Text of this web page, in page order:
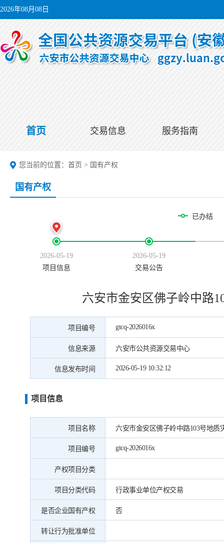
2026年08月08日
首页 交易信息 服务指南
您当前的位置： 首页 > 国有产权
国有产权
已办结
2026-05-19
项目信息
2026-05-19
交易公告
六安市金安区佛子岭中路
项目编号 gtcq-2026016x
信息来源 六安市公共资源交易中心
信息发布时间 2026-05-19 10:32:12
项目信息
项目名称 六安市金安区佛子岭中路103号地
项目编号 gtcq-2026016x
产权项目分类
项目分类代码 行政事业单位产权交易
是否企业国有产权 否
转让行为批准单位